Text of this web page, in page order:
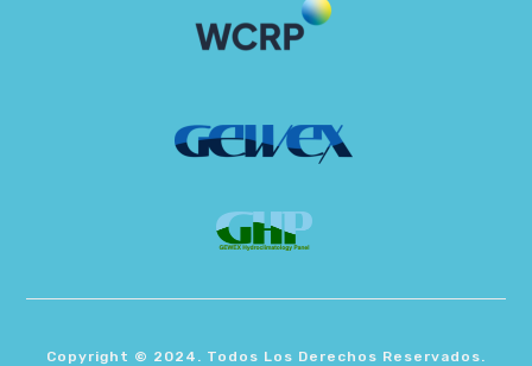
Copyright © 2024. Todos Los Derechos Reservados.